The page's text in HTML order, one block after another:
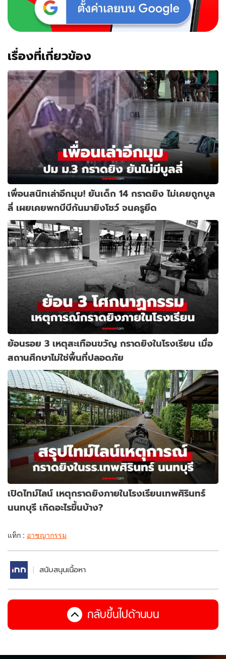
เรื่องที่เกี่ยวข้อง
เพื่อนสนิทเล่าอีกมุม! ยันเด็ก 14 กราดยิง ไม่เคยถูกบูล
ลี่ เผยเคยพกบีบีกันมายิงโชว์ จนครูยึด
ย้อนรอย 3 เหตุสะเทือนขวัญ กราดยิงในโรงเรียน เมื่อ
สถานศึกษาไม่ใช่พื้นที่ปลอดภัย
เปิดไทม์ไลน์ เหตุกราดยิงภายในโรงเรียนเทพศิรินทร์
นนทบุรี เกิดอะไรขึ้นบ้าง?
แท็ก : อาชญากรรม
สนับสนุนเนื้อหา
กลับขึ้นไปด้านบน